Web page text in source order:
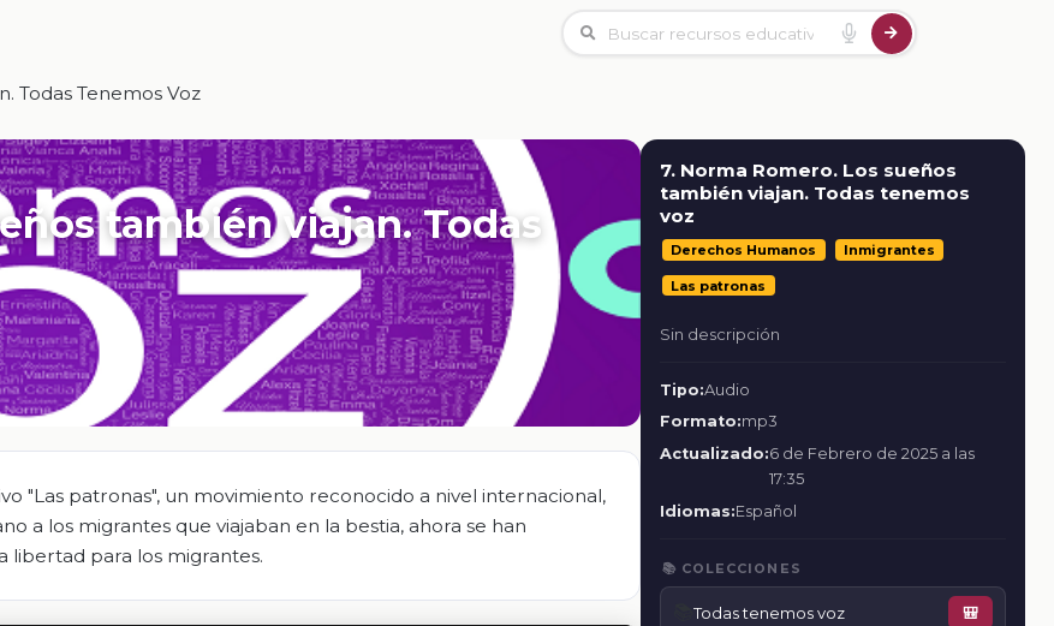
Todas Tenemos Voz
también viajan. Todas
"Las patronas", un movimiento reconocido a nivel internacional,
a los migrantes que viajaban en la bestia, ahora se han
libertad para los migrantes.
7. Norma Romero. Los sueños
también viajan. Todas tenemos
voz
Derechos Humanos Inmigrantes
Las patronas
Sin descripción
Tipo:Audio
Formato:mp3
Actualizado:6 de Febrero de 2025 a las
17:35
Idiomas:Español
📚 COLECCIONES
📚Todas tenemos voz 🎒